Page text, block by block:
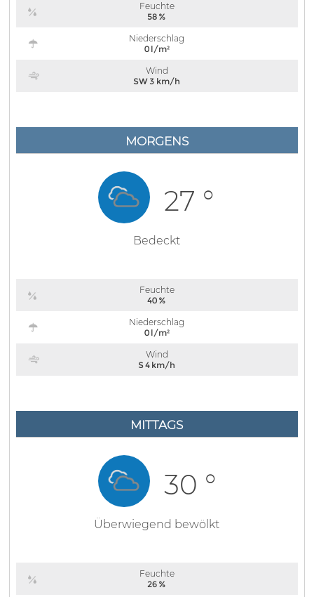
Feuchte
58 %
Niederschlag
0 l/m²
Wind
SW 3 km/h
MORGENS
27 °
Bedeckt
Feuchte
40 %
Niederschlag
0 l/m²
Wind
S 4 km/h
MITTAGS
30 °
Überwiegend bewölkt
Feuchte
26 %